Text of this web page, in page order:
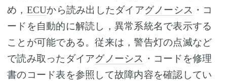
め， ECUから読み出したダイアグノーシス ・コ
ードを自動的に解読し，異常系統名で表示する
ことが可能である。従来は，警告灯の点滅など
で読み取ったダイアグノーシス ・コードを修理
書のコード表を参照して故障内容を確認してい